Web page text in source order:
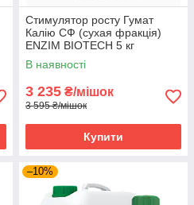
Стимулятор росту Гумат
Калію СФ (сухая фракція)
ENZIM BIOTECH 5 кг
В наявності
3 235 ₴/мішок
3 595 ₴/мішок
Купити
–10%